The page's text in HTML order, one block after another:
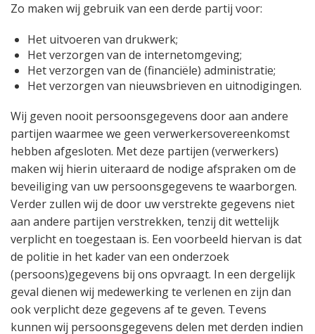
Zo maken wij gebruik van een derde partij voor:
Het uitvoeren van drukwerk;
Het verzorgen van de internetomgeving;
Het verzorgen van de (financiële) administratie;
Het verzorgen van nieuwsbrieven en uitnodigingen.
Wij geven nooit persoonsgegevens door aan andere
partijen waarmee we geen verwerkersovereenkomst
hebben afgesloten. Met deze partijen (verwerkers)
maken wij hierin uiteraard de nodige afspraken om de
beveiliging van uw persoonsgegevens te waarborgen.
Verder zullen wij de door uw verstrekte gegevens niet
aan andere partijen verstrekken, tenzij dit wettelijk
verplicht en toegestaan is. Een voorbeeld hiervan is dat
de politie in het kader van een onderzoek
(persoons)gegevens bij ons opvraagt. In een dergelijk
geval dienen wij medewerking te verlenen en zijn dan
ook verplicht deze gegevens af te geven. Tevens
kunnen wij persoonsgegevens delen met derden indien